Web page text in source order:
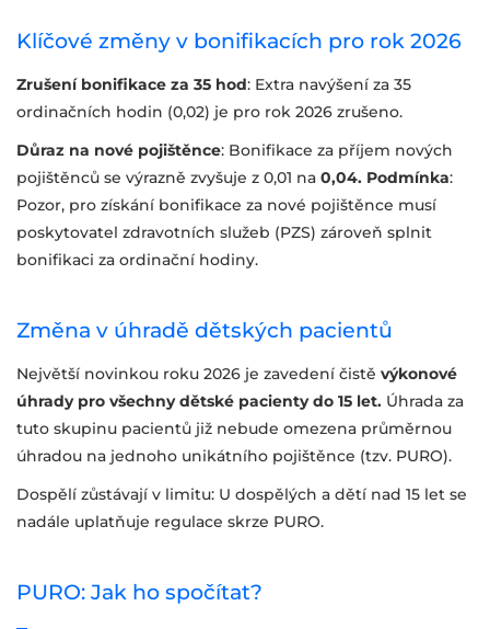
Klíčové změny v bonifikacích pro rok 2026
Zrušení bonifikace za 35 hod: Extra navýšení za 35
ordinačních hodin (0,02) je pro rok 2026 zrušeno.
Důraz na nové pojištěnce: Bonifikace za příjem nových
pojištěnců se výrazně zvyšuje z 0,01 na 0,04. Podmínka:
Pozor, pro získání bonifikace za nové pojištěnce musí
poskytovatel zdravotních služeb (PZS) zároveň splnit
bonifikaci za ordinační hodiny.
Změna v úhradě dětských pacientů
Největší novinkou roku 2026 je zavedení čistě výkonové
úhrady pro všechny dětské pacienty do 15 let. Úhrada za
tuto skupinu pacientů již nebude omezena průměrnou
úhradou na jednoho unikátního pojištěnce (tzv. PURO).
Dospělí zůstávají v limitu: U dospělých a dětí nad 15 let se
nadále uplatňuje regulace skrze PURO.
PURO: Jak ho spočítat?